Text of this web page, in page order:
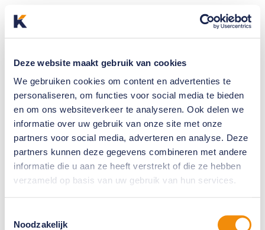
Deze website maakt gebruik van cookies
We gebruiken cookies om content en advertenties te
personaliseren, om functies voor social media te bieden
en om ons websiteverkeer te analyseren. Ook delen we
informatie over uw gebruik van onze site met onze
partners voor social media, adverteren en analyse. Deze
partners kunnen deze gegevens combineren met andere
informatie die u aan ze heeft verstrekt of die ze hebben
verzameld op basis van uw gebruik van hun services.
Noodzakelijk